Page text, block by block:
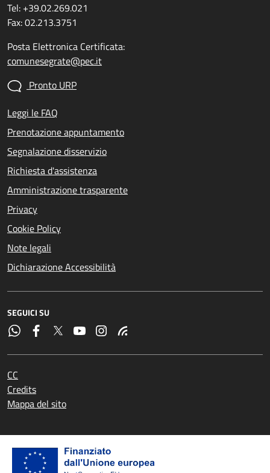
Tel: +39.02.269.021
Fax: 02.213.3751
Posta Elettronica Certificata:
comunesegrate@pec.it
Pronto URP
Leggi le FAQ
Prenotazione appuntamento
Segnalazione disservizio
Richiesta d'assistenza
Amministrazione trasparente
Privacy
Cookie Policy
Note legali
Dichiarazione Accessibilità
SEGUICI SU
CC
Credits
Mappa del sito